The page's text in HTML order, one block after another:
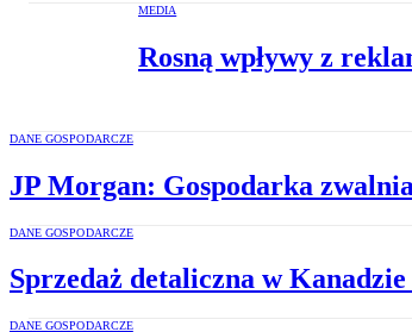
MEDIA
Rosną wpływy z
DANE GOSPODARCZE
JP Morgan: Gospodarka zwalnia
DANE GOSPODARCZE
Sprzedaż detaliczna w
DANE GOSPODARCZE